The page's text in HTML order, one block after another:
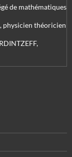
de mathématiques
physicien théoricien